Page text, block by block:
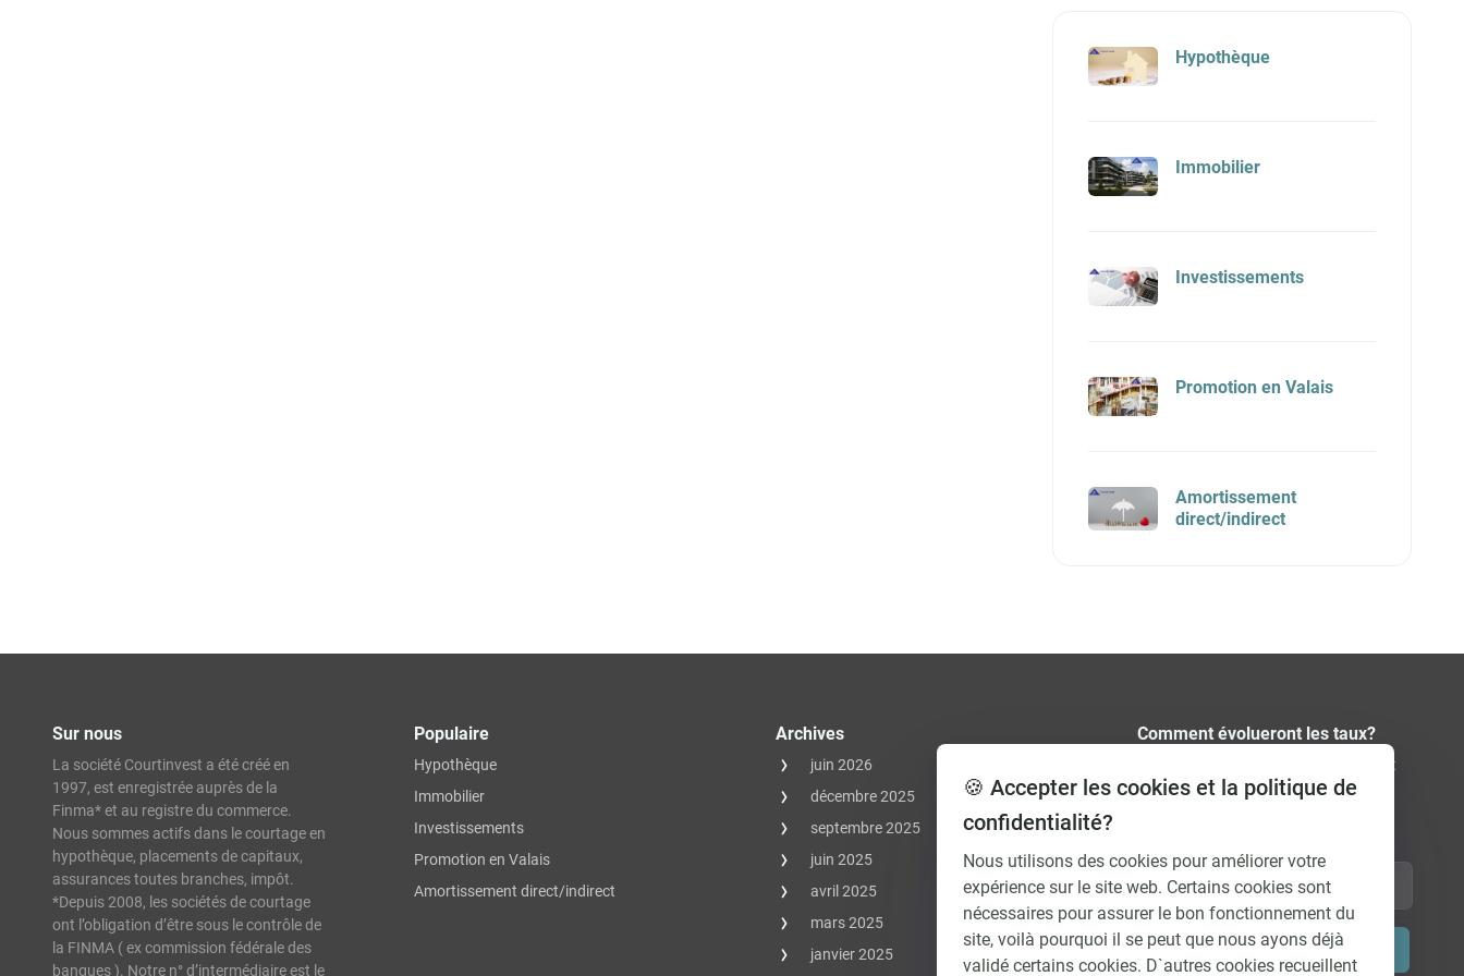
Hypothèque
Immobilier
Investissements
Promotion en Valais
Amortissement
direct/indirect
Sur nous
La société Courtinvest a été créé en
1997, est enregistrée auprès de la
Finma* et au registre du commerce.
Nous sommes actifs dans le courtage en
hypothèque, placements de capitaux,
assurances toutes branches, impôt.
*Depuis 2008, les sociétés de courtage
ont l’obligation d’être sous le contrôle de
la FINMA ( ex commission fédérale des
banques ). Notre n° d’intermédiaire est le
Populaire
Hypothèque
Immobilier
Investissements
Promotion en Valais
Amortissement direct/indirect
Archives
juin 2026
décembre 2025
septembre 2025
juin 2025
avril 2025
mars 2025
janvier 2025
Comment évolueront les taux?
Recevez régulièrement et gratuitement
nos prévisions de taux par e-mail et
Soumettre
🍪 Accepter les cookies et la politique de
confidentialité?
Nous utilisons des cookies pour améliorer votre
expérience sur le site web. Certains cookies sont
nécessaires pour assurer le bon fonctionnement du
site, voilà pourquoi il se peut que nous ayons déjà
validé certains cookies. D`autres cookies recueillent